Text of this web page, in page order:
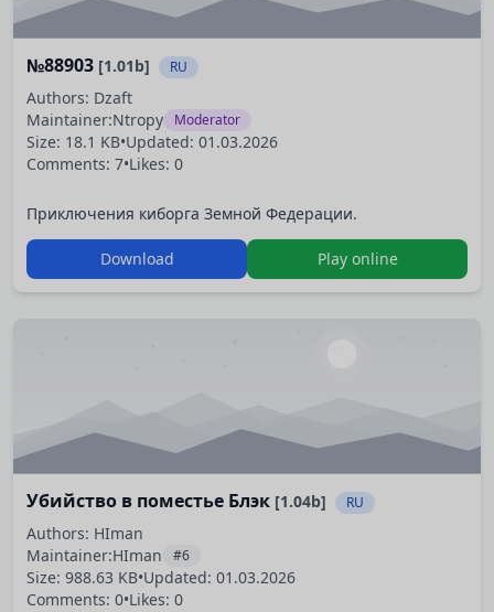
№88903 [1.01b] RU
Authors: Dzaft
Maintainer:Ntropy Moderator
Size: 18.1 KB•Updated: 01.03.2026
Comments: 7•Likes: 0
Приключения киборга Земной Федерации.
Download Play online
Убийство в поместье Блэк [1.04b] RU
Authors: HIman
Maintainer:HIman #6
Size: 988.63 KB•Updated: 01.03.2026
Comments: 0•Likes: 0